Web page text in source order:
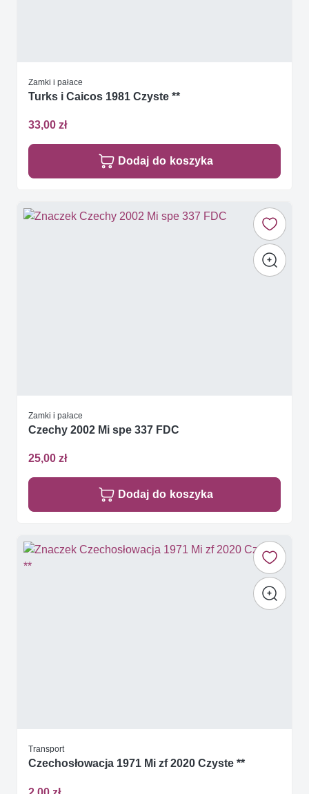
Zamki i pałace
Turks i Caicos 1981 Czyste **
33,00 zł
Dodaj do koszyka
Zamki i pałace
Czechy 2002 Mi spe 337 FDC
25,00 zł
Dodaj do koszyka
Transport
Czechosłowacja 1971 Mi zf 2020 Czyste **